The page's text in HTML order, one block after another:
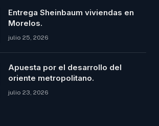
Entrega Sheinbaum viviendas en
Morelos.
julio 25, 2026
Apuesta por el desarrollo del
oriente metropolitano.
julio 23, 2026